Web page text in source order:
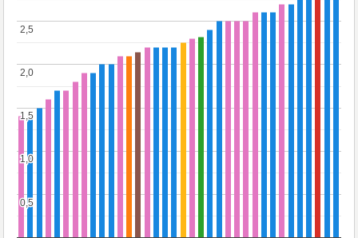
0,5
0,5
1,0
1,0
1,5
1,5
2,0
2,0
2,5
2,5